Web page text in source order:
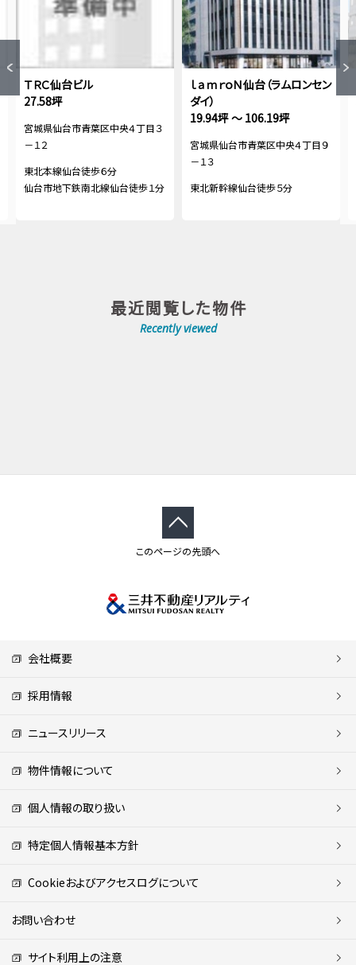
ＴＲＣ仙台ビル
27.58坪
宮城県仙台市青葉区中央４丁目３
－１２
東北本線仙台徒歩６分
仙台市地下鉄南北線仙台徒歩１分
ｌａｍｒｏＮ仙台（ラムロンセン
ダイ）
19.94坪 ～ 106.19坪
宮城県仙台市青葉区中央４丁目９
－１３
東北新幹線仙台徒歩５分
最近閲覧した物件
Recently viewed
このページの先頭へ
会社概要
採用情報
ニュースリリース
物件情報について
個人情報の取り扱い
特定個人情報基本方針
Cookieおよびアクセスログについて
お問い合わせ
サイト利用上の注意